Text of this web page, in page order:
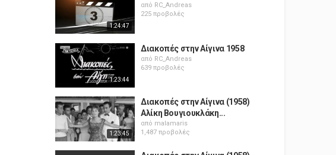
1:24:47
από RC_Andreas
225 προβολές
1:23:44
Διακοπές στην Αίγινα 1958
από RC_Andreas
639 προβολές
1:23:45
Διακοπές στην Αίγινα (1958)
Αλίκη Βουγιουκλάκη...
από malamaris
1,487 προβολές